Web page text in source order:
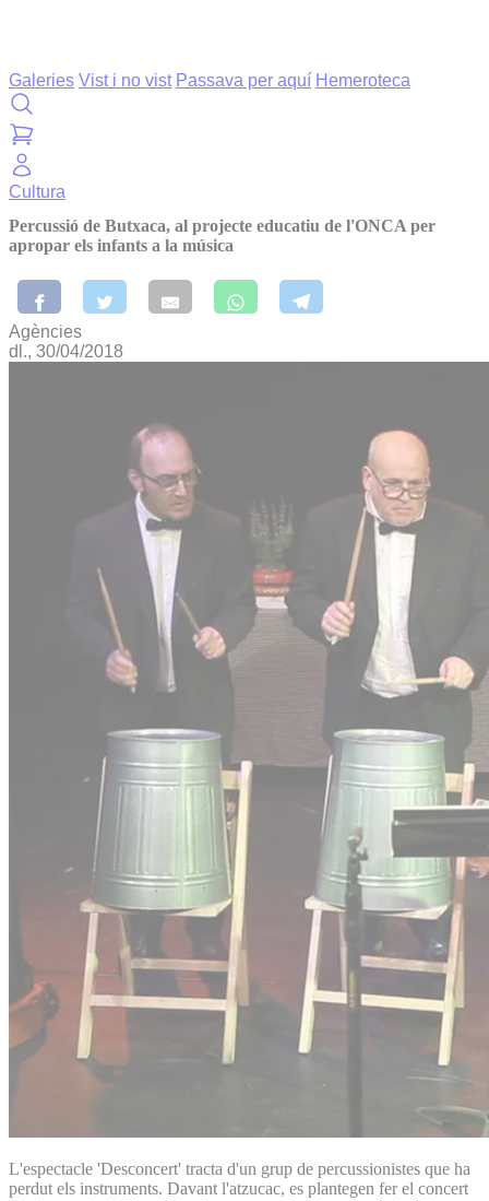
Galeries Vist i no vist Passava per aquí Hemeroteca
Cultura
Percussió de Butxaca, al projecte educatiu de l'ONCA per
apropar els infants a la música
Agències
dl., 30/04/2018
L'espectacle 'Desconcert' tracta d'un grup de percussionistes que ha
perdut els instruments. Davant l'atzucac, es plantegen fer el concert